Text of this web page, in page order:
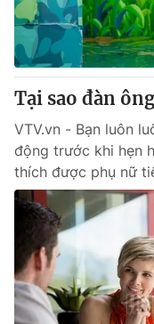
Tại sao đàn
VTV.vn - Bạn luôn
động trước khi hẹn
thích được phụ nữ